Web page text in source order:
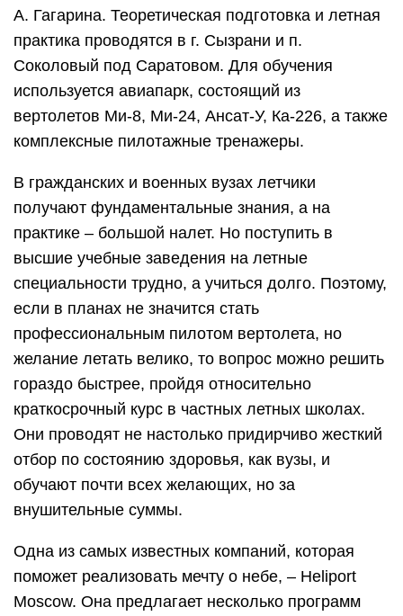
А. Гагарина. Теоретическая подготовка и летная
практика проводятся в г. Сызрани и п.
Соколовый под Саратовом. Для обучения
используется авиапарк, состоящий из
вертолетов Ми-8, Ми-24, Ансат-У, Ка-226, а также
комплексные пилотажные тренажеры.
В гражданских и военных вузах летчики
получают фундаментальные знания, а на
практике – большой налет. Но поступить в
высшие учебные заведения на летные
специальности трудно, а учиться долго. Поэтому,
если в планах не значится стать
профессиональным пилотом вертолета, но
желание летать велико, то вопрос можно решить
гораздо быстрее, пройдя относительно
краткосрочный курс в частных летных школах.
Они проводят не настолько придирчиво жесткий
отбор по состоянию здоровья, как вузы, и
обучают почти всех желающих, но за
внушительные суммы.
Одна из самых известных компаний, которая
поможет реализовать мечту о небе, – Heliport
Moscow. Она предлагает несколько программ